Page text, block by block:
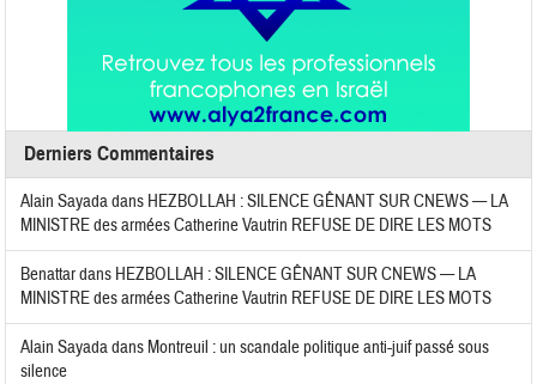
Derniers Commentaires
Alain Sayadadans HEZBOLLAH : SILENCE GÊNANT SUR CNEWS — LA
MINISTRE des armées Catherine Vautrin REFUSE DE DIRE LES MOTS
Benattardans HEZBOLLAH : SILENCE GÊNANT SUR CNEWS — LA
MINISTRE des armées Catherine Vautrin REFUSE DE DIRE LES MOTS
Alain Sayadadans Montreuil : un scandale politique anti-juif passé sous
silence